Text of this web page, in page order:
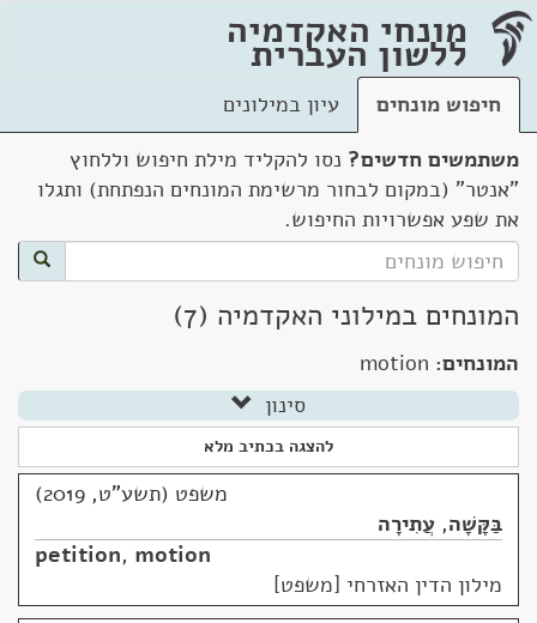
מונחי האקדמיה
ללשון העברית
חיפוש מונחים
עיון במילונים
משתמשים חדשים? נסו להקליד מילת חיפוש וללחוץ
"אנטר" (במקום לבחור מרשימת המונחים הנפתחת) ותגלו
את שפע אפשרויות החיפוש.
המונחים במילוני האקדמיה (7)
המונחים: motion
סינון
להצגה בכתיב מלא
משפט (תשע"ט, 2019)
בַּקָּשָׁה, עֲתִירָה
petition, motion
מילון הדין האזרחי [משפט]